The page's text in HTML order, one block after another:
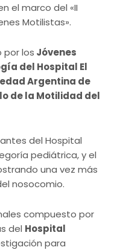
el marco del «II
Motilistas».
por los Jóvenes
del Hospital El
Argentina de
de la Motilidad del
del Hospital
pediátrica, y el
una vez más
nosocomio.
compuesto por
del Hospital
para